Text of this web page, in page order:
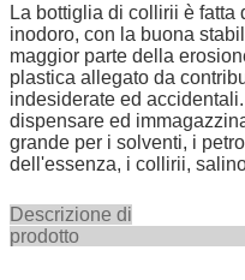
La bottiglia di collirii è fatta
inodoro, con la buona
maggior parte della
plastica allegato da
indesiderate ed
dispensare ed
grande per i solventi, i
dell'essenza, i collirii,
Descrizione di